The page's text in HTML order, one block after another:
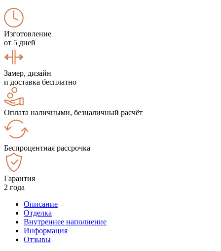
Изготовление
от 5 дней
Замер, дизайн
и доставка бесплатно
Оплата наличными, безналичный расчёт
Беспроцентная рассрочка
Гарантия
2 года
Описание
Отделка
Внутреннее наполнение
Информация
Отзывы